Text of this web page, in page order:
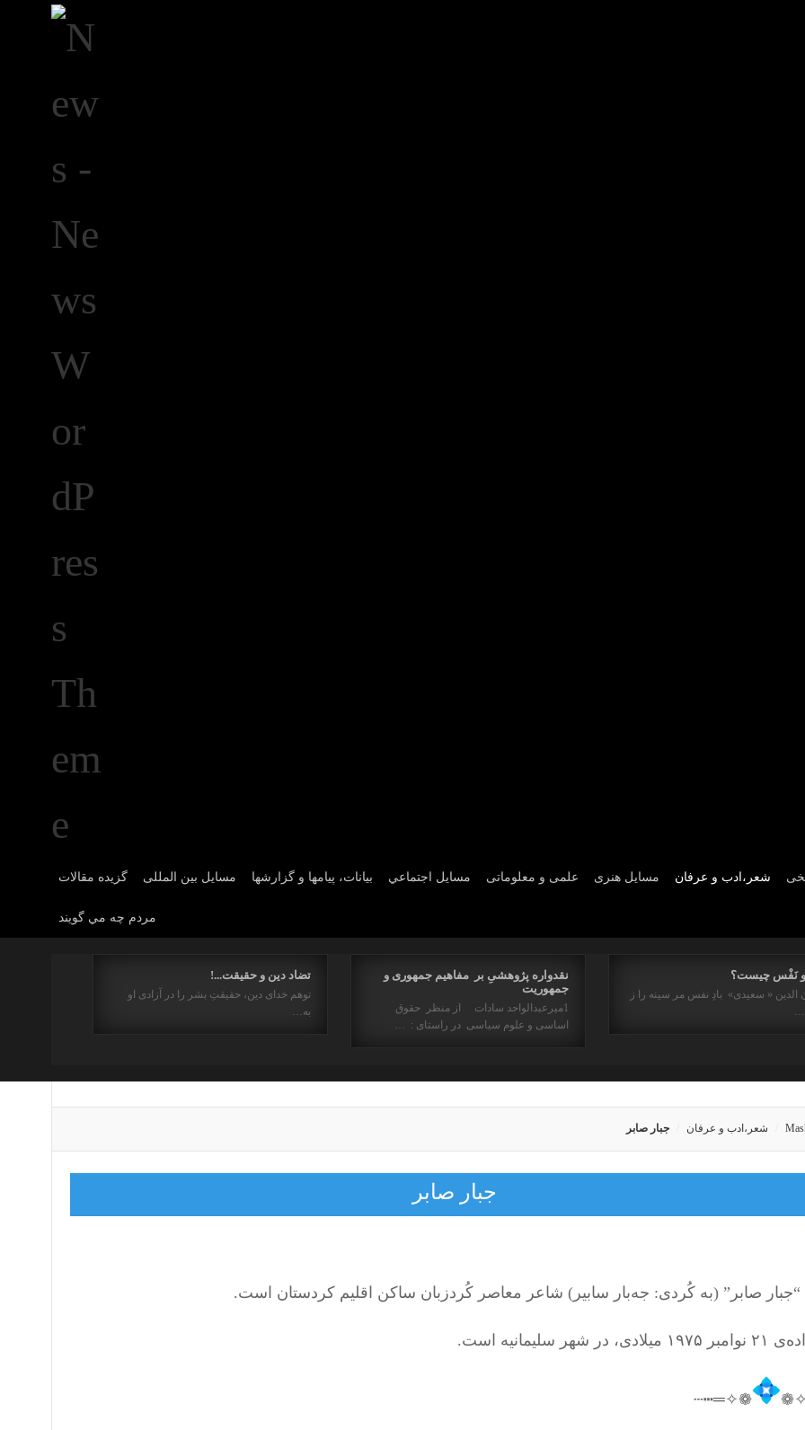
گزیده مقالات مسایل بین المللی بیانات، پیامها و گزارشها مسايل اجتماعي علمی و معلوماتی مسايل هنری شعر،ادب و عرفان
مردم چه مي گويند
تضاد دین و حقیقت...!
توهم خدای دین، حقیقتِ بشر را در آزادی او
به…
نقدواره پژوهشیِ بر مفاهیم جمهوری و
جمهوریت
1میرعبدالواحد سادات از منظر حقوق
اساسی و علوم سیاسی در راستای : …
و نَفْس چیست؟
الدین « سعیدی» بادِ نفس مر سینه را ز
شعر،ادب و عرفان جبار صابر
جبار صابر
“جبار صابر” (به کُردی: جەبار سابیر) شاعر معاصر کُردزبان ساکن اقلیم کردستان است.
در شهر سلیمانیه است.
❁✧═┅┄